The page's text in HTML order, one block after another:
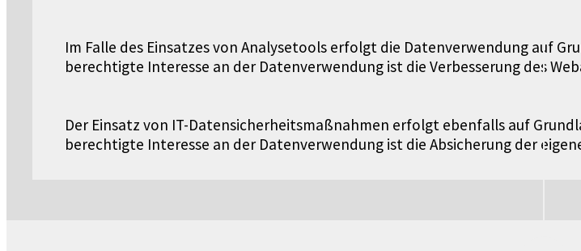
Im Falle des Einsatzes von Analysetools erfolgt die Datenverwendung auf
berechtigte Interesse an der Datenverwendung ist die Verbesserung des
Der Einsatz von IT-Datensicherheitsmaßnahmen erfolgt ebenfalls auf
berechtigte Interesse an der Datenverwendung ist die Absicherung der